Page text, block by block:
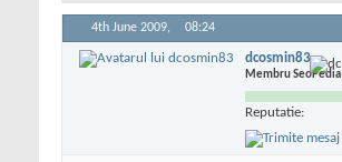
4th June 2009, 08:24
dcosmin83
Membru SeoPedia
Reputatie: